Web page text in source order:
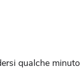
qualche minuto